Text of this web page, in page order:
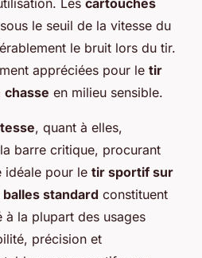
le seuil de la vitesse du
le bruit lors du tir.
appréciées pour le tir
chasse en milieu sensible.
, quant à elles,
barre critique, procurant
idéale pour le tir sportif sur
balles standard constituent
à la plupart des usages
précision et